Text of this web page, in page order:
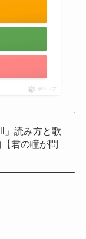
ポチップ
」読み方と歌
君の瞳が問